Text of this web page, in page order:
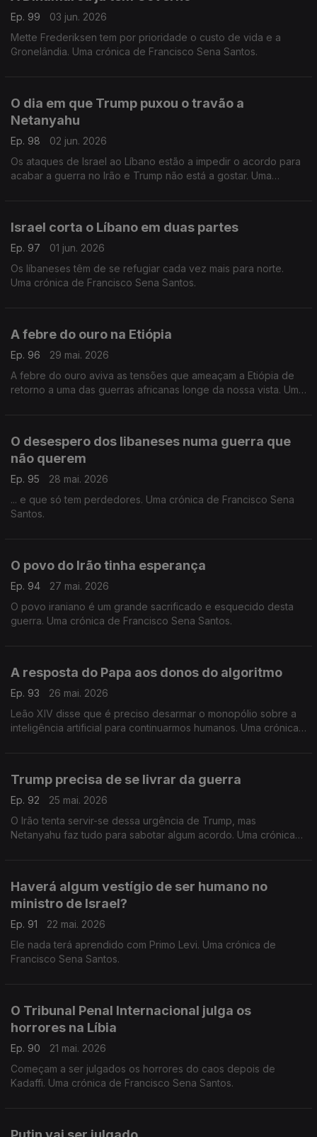
Ep. 99
03 jun. 2026
Mette Frederiksen tem por prioridade o custo de vida e a
Gronelândia. Uma crónica de Francisco Sena Santos.
O dia em que Trump puxou o travão a
Netanyahu
Ep. 98
02 jun. 2026
Os ataques de Israel ao Líbano estão a impedir o acordo para
acabar a guerra no Irão e Trump não está a gostar. Uma
Israel corta o Líbano em duas partes
Ep. 97
01 jun. 2026
Os líbaneses têm de se refugiar cada vez mais para norte.
Uma crónica de Francisco Sena Santos.
A febre do ouro na Etiópia
Ep. 96
29 mai. 2026
A febre do ouro aviva as tensões que ameaçam a Etiópia de
retorno a uma das guerras africanas longe da nossa vista. Uma
O desespero dos libaneses numa guerra que
não querem
Ep. 95
28 mai. 2026
... e que só tem perdedores. Uma crónica de Francisco Sena
Santos.
O povo do Irão tinha esperança
Ep. 94
27 mai. 2026
O povo iraniano é um grande sacrificado e esquecido desta
guerra. Uma crónica de Francisco Sena Santos.
A resposta do Papa aos donos do algoritmo
Ep. 93
26 mai. 2026
Leão XIV disse que é preciso desarmar o monopólio sobre a
inteligência artificial para continuarmos humanos. Uma crónica
Trump precisa de se livrar da guerra
Ep. 92
25 mai. 2026
O Irão tenta servir-se dessa urgência de Trump, mas
Netanyahu faz tudo para sabotar algum acordo. Uma crónica
Haverá algum vestígio de ser humano no
ministro de Israel?
Ep. 91
22 mai. 2026
Ele nada terá aprendido com Primo Levi. Uma crónica de
Francisco Sena Santos.
O Tribunal Penal Internacional julga os
horrores na Líbia
Ep. 90
21 mai. 2026
Começam a ser julgados os horrores do caos depois de
Kadaffi. Uma crónica de Francisco Sena Santos.